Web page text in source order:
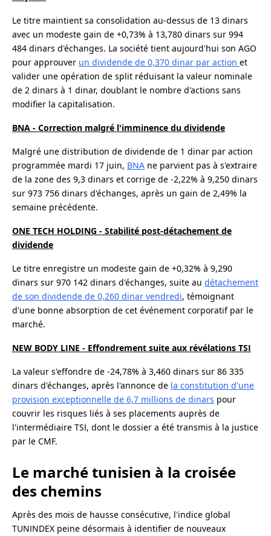
Le titre maintient sa consolidation au-dessus de 13 dinars
avec un modeste gain de +0,73% à 13,780 dinars sur 994
484 dinars d'échanges. La société tient aujourd'hui son AGO
pour approuver un dividende de 0,370 dinar par action et
valider une opération de split réduisant la valeur nominale
de 2 dinars à 1 dinar, doublant le nombre d'actions sans
modifier la capitalisation.
BNA - Correction malgré l'imminence du dividende
Malgré une distribution de dividende de 1 dinar par action
programmée mardi 17 juin, BNA ne parvient pas à s'extraire
de la zone des 9,3 dinars et corrige de -2,22% à 9,250 dinars
sur 973 756 dinars d'échanges, après un gain de 2,49% la
semaine précédente.
ONE TECH HOLDING - Stabilité post-détachement de
dividende
Le titre enregistre un modeste gain de +0,32% à 9,290
dinars sur 970 142 dinars d'échanges, suite au détachement
de son dividende de 0,260 dinar vendredi, témoignant
d'une bonne absorption de cet événement corporatif par le
marché.
NEW BODY LINE - Effondrement suite aux révélations TSI
La valeur s'effondre de -24,78% à 3,460 dinars sur 86 335
dinars d'échanges, après l'annonce de la constitution d'une
provision exceptionnelle de 6,7 millions de dinars pour
couvrir les risques liés à ses placements auprès de
l'intermédiaire TSI, dont le dossier a été transmis à la justice
par le CMF.
Le marché tunisien à la croisée
des chemins
Après des mois de hausse consécutive, l'indice global
TUNINDEX peine désormais à identifier de nouveaux